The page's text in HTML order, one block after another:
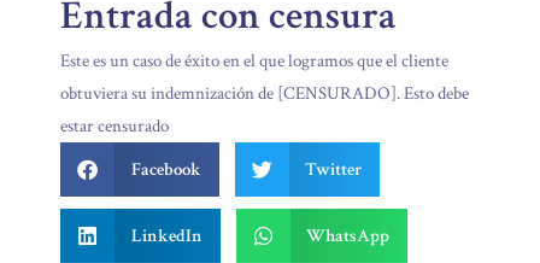
Entrada con censura
Este es un caso de éxito en el que logramos que el cliente
obtuviera su indemnización de [CENSURADO]. Esto debe
estar censurado
Facebook
Twitter
LinkedIn WhatsApp